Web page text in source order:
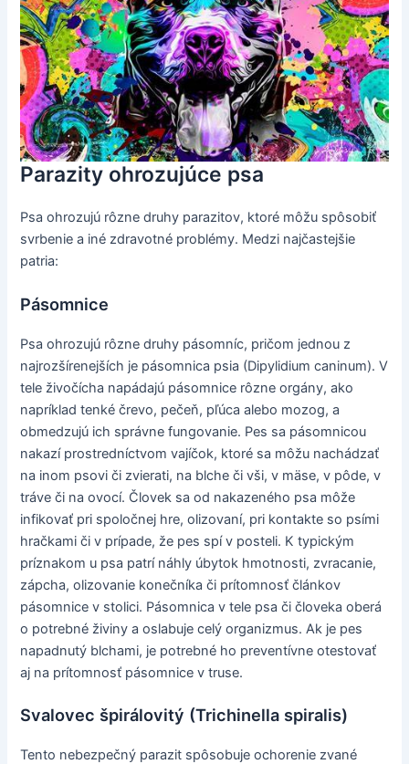
Parazity ohrozujúce psa
Psa ohrozujú rôzne druhy parazitov, ktoré môžu spôsobiť
svrbenie a iné zdravotné problémy. Medzi najčastejšie
patria:
Pásomnice
Psa ohrozujú rôzne druhy pásomníc, pričom jednou z
najrozšírenejších je pásomnica psia (Dipylidium caninum). V
tele živočícha napádajú pásomnice rôzne orgány, ako
napríklad tenké črevo, pečeň, pľúca alebo mozog, a
obmedzujú ich správne fungovanie. Pes sa pásomnicou
nakazí prostredníctvom vajíčok, ktoré sa môžu nachádzať
na inom psovi či zvierati, na blche či vši, v mäse, v pôde, v
tráve či na ovocí. Človek sa od nakazeného psa môže
infikovať pri spoločnej hre, olizovaní, pri kontakte so psími
hračkami či v prípade, že pes spí v posteli. K typickým
príznakom u psa patrí náhly úbytok hmotnosti, zvracanie,
zápcha, olizovanie konečníka či prítomnosť článkov
pásomnice v stolici. Pásomnica v tele psa či človeka oberá
o potrebné živiny a oslabuje celý organizmus. Ak je pes
napadnutý blchami, je potrebné ho preventívne otestovať
aj na prítomnosť pásomnice v truse.
Svalovec špirálovitý (Trichinella spiralis)
Tento nebezpečný parazit spôsobuje ochorenie zvané